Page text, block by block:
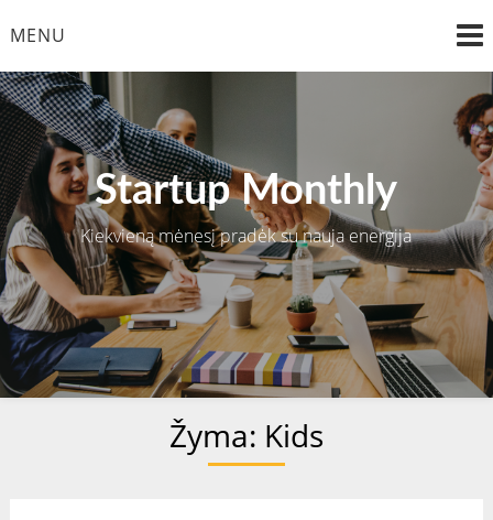
toMENU
Startup Monthly
Kiekvieną mėnesį pradėk su nauja energija
Žyma: Kids